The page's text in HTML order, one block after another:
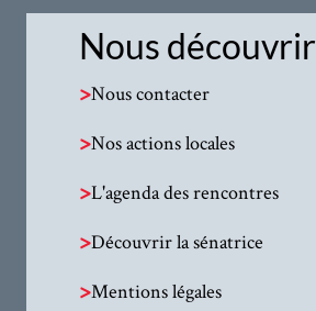
Nous découvrir
>Nous contacter
>Nos actions locales
>L'agenda des rencontres
>Découvrir la sénatrice
>Mentions légales